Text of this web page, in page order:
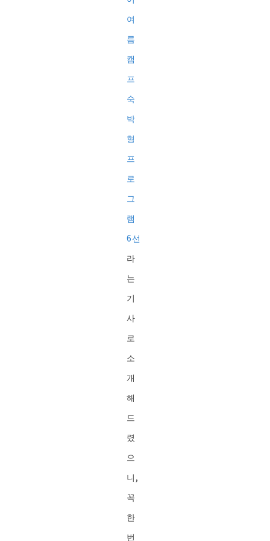
여
름
캠
프
숙
박
형
프
로
그
램
6선
라
는
기
사
로
소
개
해
드
렸
으
니,
꼭
한
번